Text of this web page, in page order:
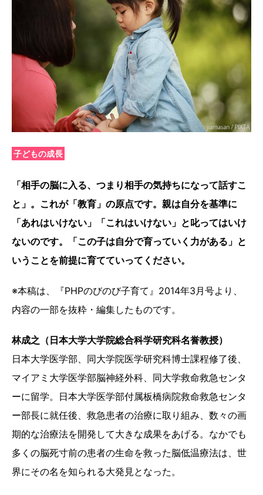
子どもの成長
「相手の脳に入る、つまり相手の気持ちになって話すこ
と」。これが「教育」の原点です。親は自分を基準に
「あれはいけない」「これはいけない」と叱ってはいけ
ないのです。「この子は自分で育っていく力がある」と
いうことを前提に育てていってください。
※本稿は、『PHPのびのび子育て』2014年3月号より、
内容の一部を抜粋・編集したものです。
林成之（日本大学大学院総合科学研究科名誉教授）
日本大学医学部、同大学院医学研究科博士課程修了後、
マイアミ大学医学部脳神経外科、同大学救命救急センタ
ーに留学。日本大学医学部付属板橋病院救命救急センタ
ー部長に就任後、救急患者の治療に取り組み、数々の画
期的な治療法を開発して大きな成果をあげる。なかでも
多くの脳死寸前の患者の生命を救った脳低温療法は、世
界にその名を知られる大発見となった。